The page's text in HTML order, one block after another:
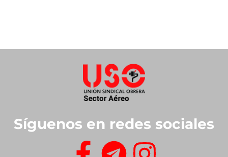
Síguenos en redes sociales